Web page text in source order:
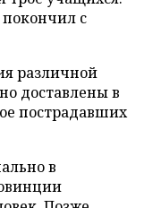
с
различной
доставлены в
пострадавших
в